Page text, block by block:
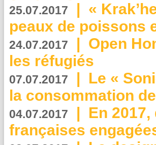
25.07.2017 | «
peaux de poissons
24.07.2017 | Open
les réfugiés
07.07.2017 | Le «
la consommation
04.07.2017 | En
françaises